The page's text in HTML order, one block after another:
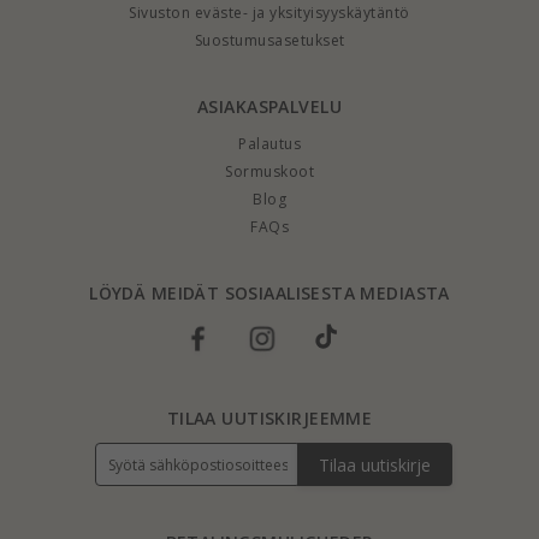
Sivuston eväste- ja yksityisyyskäytäntö
Suostumusasetukset
ASIAKASPALVELU
Palautus
Sormuskoot
Blog
FAQs
LÖYDÄ MEIDÄT SOSIAALISESTA MEDIASTA
TILAA UUTISKIRJEEMME
Tilaa uutiskirje